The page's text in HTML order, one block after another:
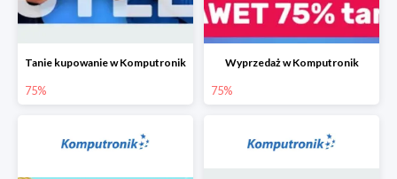
Tanie kupowanie w Komputronik
75%
Wyprzedaż w Komputronik
75%